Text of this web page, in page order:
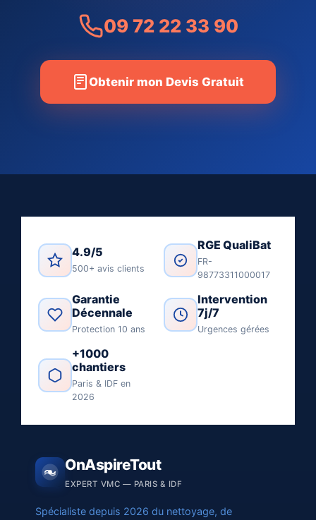
09 72 22 33 90
Obtenir mon Devis Gratuit
4.9/5
500+ avis clients
RGE QualiBat
FR-
98773311000017
Garantie
Décennale
Protection 10 ans
Intervention
7j/7
Urgences gérées
+1000
chantiers
Paris & IDF en
2026
OnAspireTout
EXPERT VMC — PARIS & IDF
Spécialiste depuis 2026 du nettoyage, de